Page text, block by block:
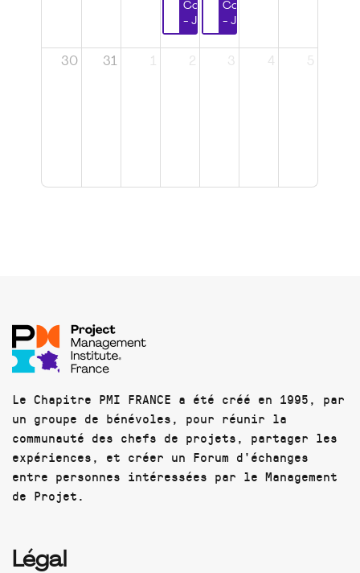
Complexes
- Jour 1
Complexes
- Jour 2
30 31 1 2 3 4 5
Le Chapitre PMI FRANCE a été créé en 1995, par
un groupe de bénévoles, pour réunir la
communauté des chefs de projets, partager les
expériences, et créer un Forum d'échanges
entre personnes intéressées par le Management
de Projet.
Légal